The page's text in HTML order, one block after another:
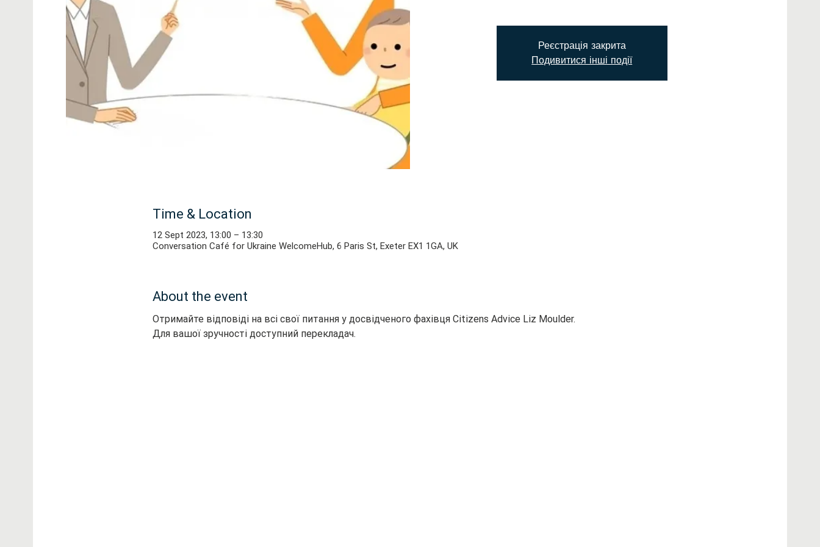
Реєстрація закрита
Подивитися інші події
Time & Location
12 Sept 2023, 13:00 – 13:30
Conversation Café for Ukraine WelcomeHub, 6 Paris St, Exeter EX1 1GA, UK
About the event
Отримайте відповіді на всі свої питання у досвідченого фахівця Citizens Advice Liz Moulder.
Для вашої зручності доступний перекладач.